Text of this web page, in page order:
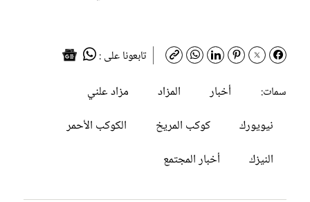
تابعونا على :
سمات:
أخبار المزاد
مزاد علني
نيويورك
كوكب المريخ
الكوكب الأحمر
النيزك
أخبار المجتمع